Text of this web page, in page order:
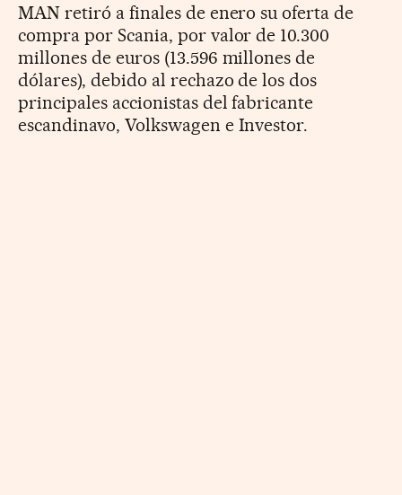
MAN retiró a finales de enero su oferta de
compra por Scania, por valor de 10.300
millones de euros (13.596 millones de
dólares), debido al rechazo de los dos
principales accionistas del fabricante
escandinavo, Volkswagen e Investor.